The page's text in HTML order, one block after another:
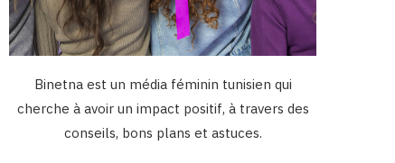
Binetna est un média féminin tunisien qui
cherche à avoir un impact positif, à travers des
conseils, bons plans et astuces.